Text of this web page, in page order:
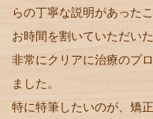
らの丁寧な説明があった
お時間を割いていただい
非常にクリアに治療のプ
ました。
特に特筆したいのが、矯